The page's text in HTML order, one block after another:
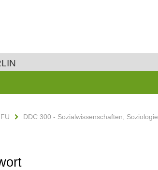
DDC 300 - Sozialwissenschaften, Soziologie